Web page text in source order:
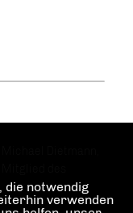
die notwendig
verwenden